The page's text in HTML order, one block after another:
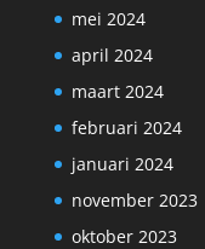
mei 2024
april 2024
maart 2024
februari 2024
januari 2024
november 2023
oktober 2023